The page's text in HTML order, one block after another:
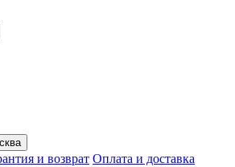
и возврат Оплата и доставка